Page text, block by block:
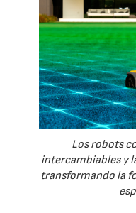
Los robots
intercambiables y
transformando la